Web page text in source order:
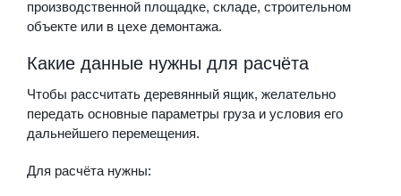
производственной площадке, складе, строительном
объекте или в цехе демонтажа.
Какие данные нужны для расчёта
Чтобы рассчитать деревянный ящик, желательно
передать основные параметры груза и условия его
дальнейшего перемещения.
Для расчёта нужны: